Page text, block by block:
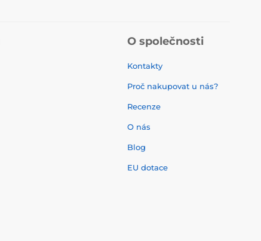
O společnosti
Kontakty
Proč nakupovat u nás?
Recenze
O nás
Blog
EU dotace